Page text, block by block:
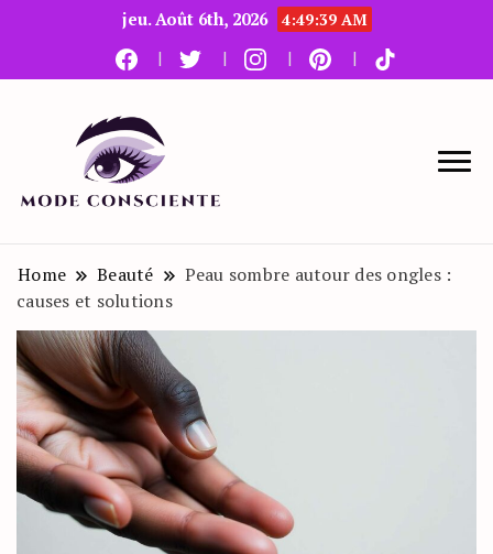
jeu. Août 6th, 2026 4:49:40 AM
Le blog beauté et mode
Home Beauté
Peau sombre autour des ongles :
causes et solutions